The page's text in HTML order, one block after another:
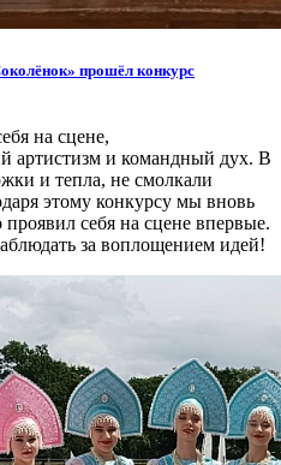
прошёл конкурс
на сцене,
артистизм и командный дух. В
и тепла, не смолкали
этому конкурсу мы вновь
проявил себя на сцене впервые.
за воплощением идей!